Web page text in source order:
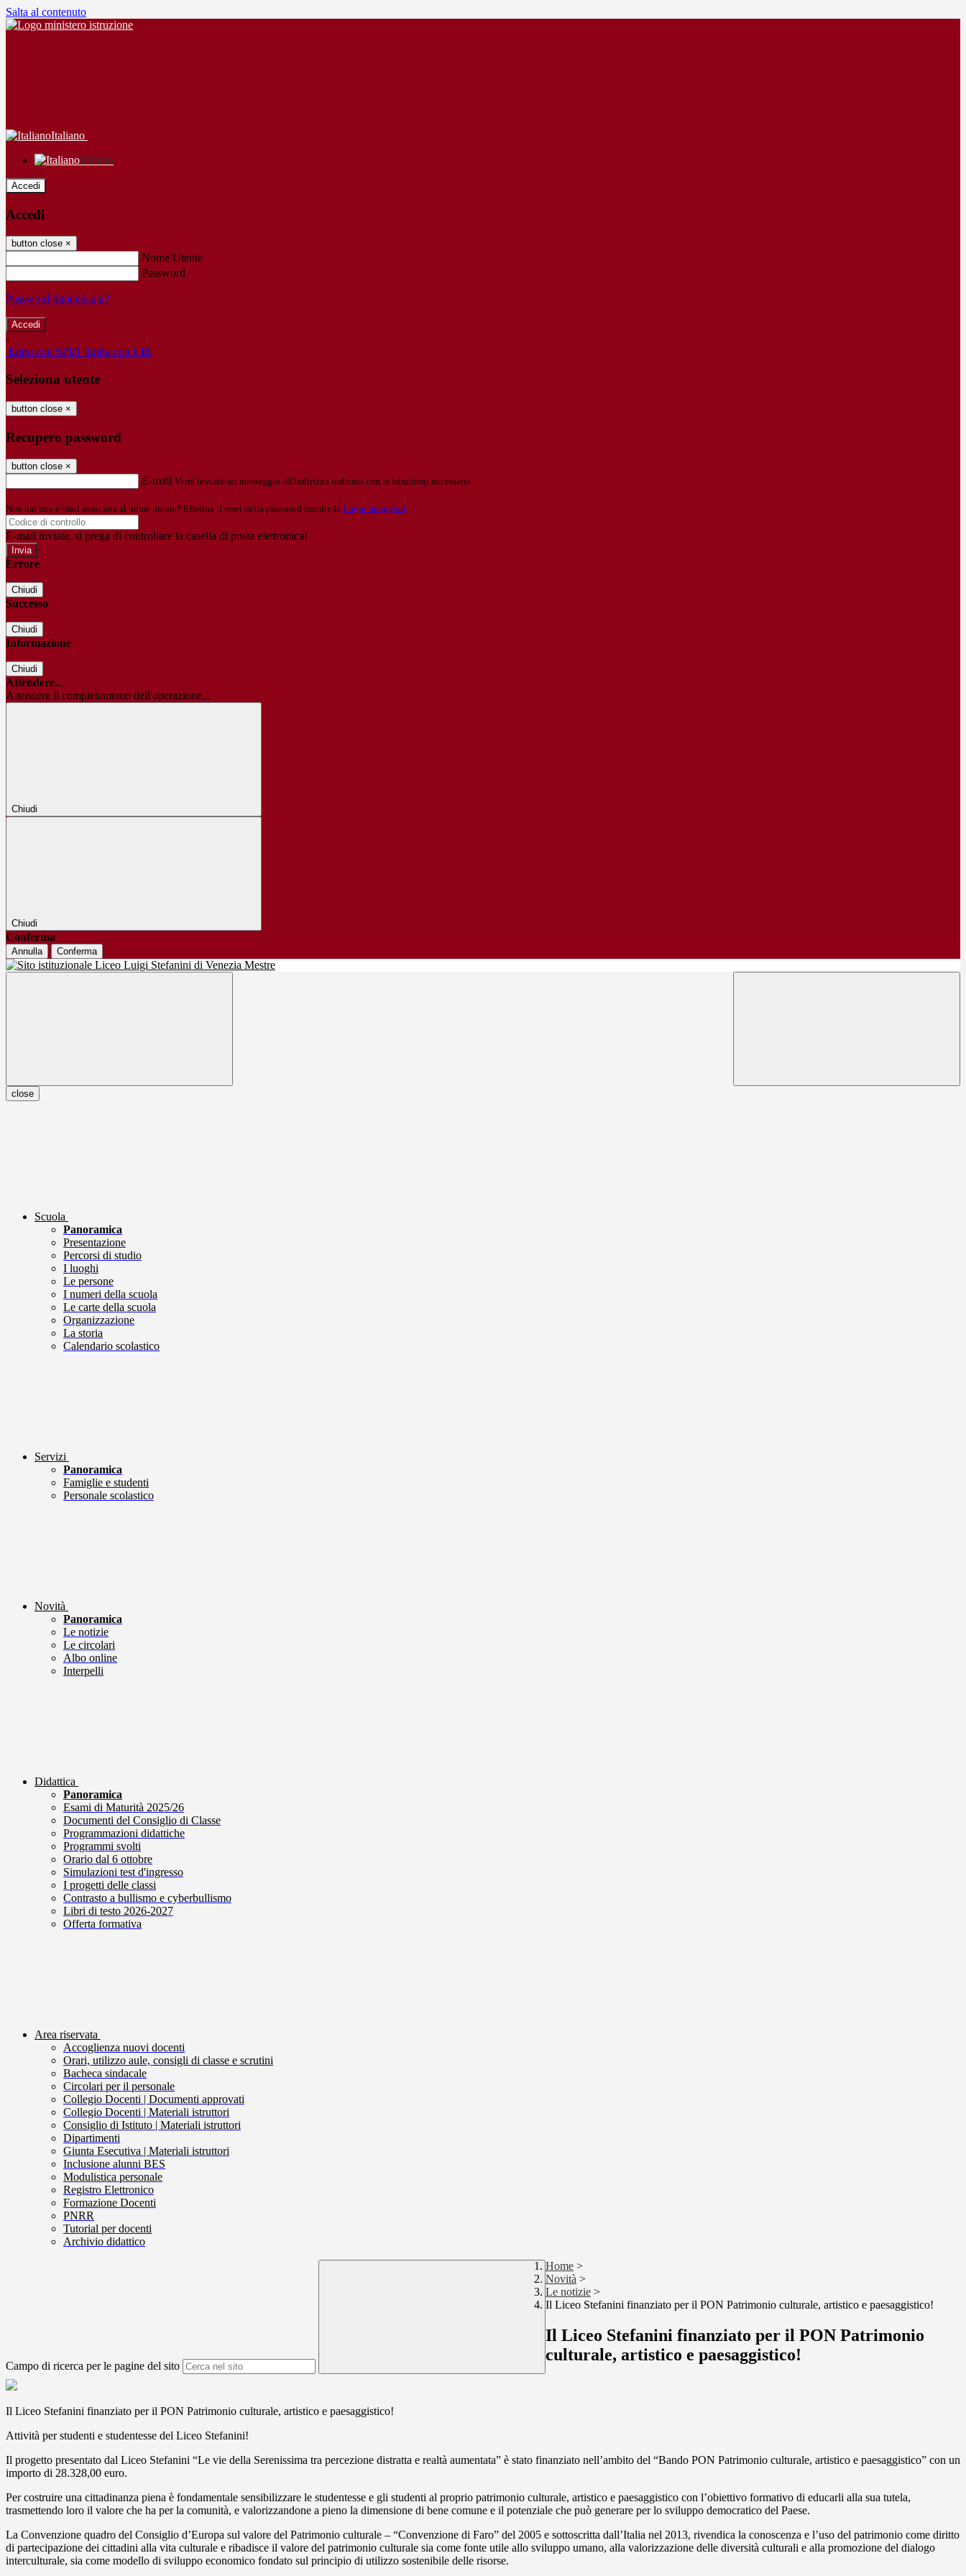
Salta al contenuto
Italiano
Italiano
Accedi
Accedi
button close ×
Nome Utente
Password
Password dimenticata?
-
Entra con SPID Entra con CIE
Seleziona utente
button close ×
Recupero password
button close ×
E-mail Verrà inviato un messaggio all'indirizzo indicato con le istruzioni necessarie.
Non hai una e-mail associata al nome utente? Effettua il reset della password tramite la Login Spaggiari
E-mail inviata, si prega di controllare la casella di posta elettronica!
Errore
Chiudi
Successo
Chiudi
Informazione
Chiudi
Attendere...
Attendere il completamento dell'operazione...
Chiudi
Chiudi
Conferma
Annulla Conferma
close
Scuola
Panoramica
Presentazione
Percorsi di studio
I luoghi
Le persone
I numeri della scuola
Le carte della scuola
Organizzazione
La storia
Calendario scolastico
Servizi
Panoramica
Famiglie e studenti
Personale scolastico
Novità
Panoramica
Le notizie
Le circolari
Albo online
Interpelli
Didattica
Panoramica
Esami di Maturità 2025/26
Documenti del Consiglio di Classe
Programmazioni didattiche
Programmi svolti
Orario dal 6 ottobre
Simulazioni test d'ingresso
I progetti delle classi
Contrasto a bullismo e cyberbullismo
Libri di testo 2026-2027
Offerta formativa
Area riservata
Accoglienza nuovi docenti
Orari, utilizzo aule, consigli di classe e scrutini
Bacheca sindacale
Circolari per il personale
Collegio Docenti | Documenti approvati
Collegio Docenti | Materiali istruttori
Consiglio di Istituto | Materiali istruttori
Dipartimenti
Giunta Esecutiva | Materiali istruttori
Inclusione alunni BES
Modulistica personale
Registro Elettronico
Formazione Docenti
PNRR
Tutorial per docenti
Archivio didattico
Campo di ricerca per le pagine del sito
Home >
Novità >
Le notizie >
Il Liceo Stefanini finanziato per il PON Patrimonio culturale, artistico e paesaggistico!
Il Liceo Stefanini finanziato per il PON Patrimonio
culturale, artistico e paesaggistico!
Il Liceo Stefanini finanziato per il PON Patrimonio culturale, artistico e paesaggistico!
Attività per studenti e studentesse del Liceo Stefanini!
Il progetto presentato dal Liceo Stefanini “Le vie della Serenissima tra percezione distratta e realtà aumentata” è stato finanziato nell’ambito del “Bando PON Patrimonio culturale, artistico e paesaggistico” con un
importo di 28.328,00 euro.
Per costruire una cittadinanza piena è fondamentale sensibilizzare le studentesse e gli studenti al proprio patrimonio culturale, artistico e paesaggistico con l’obiettivo formativo di educarli alla sua tutela,
trasmettendo loro il valore che ha per la comunità, e valorizzandone a pieno la dimensione di bene comune e il potenziale che può generare per lo sviluppo democratico del Paese.
La Convenzione quadro del Consiglio d’Europa sul valore del Patrimonio culturale – “Convenzione di Faro” del 2005 e sottoscritta dall’Italia nel 2013, rivendica la conoscenza e l’uso del patrimonio come diritto
di partecipazione dei cittadini alla vita culturale e ribadisce il valore del patrimonio culturale sia come fonte utile allo sviluppo umano, alla valorizzazione delle diversità culturali e alla promozione del dialogo
interculturale, sia come modello di sviluppo economico fondato sul principio di utilizzo sostenibile delle risorse.